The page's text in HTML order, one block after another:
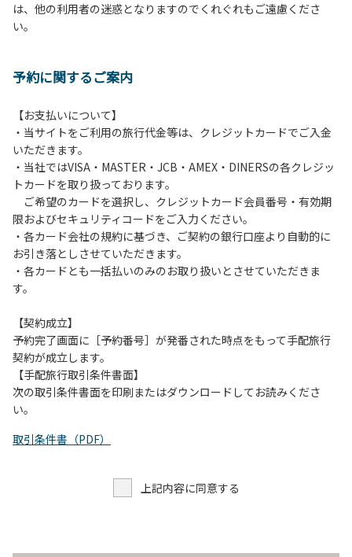
午後5時まで）です。チェックインの手続きを行っていない
方や使用人数が増えた場合は、必ず手続きを行ってくださ
ら午前10時までの間にゴミステーションに出してください。
は、お持ち帰りをお願いします。
【禁止事項】
カラオケ、発電機、地面での直火による焚き火、キャンプフ
ァイヤー、打ち上げ式花火、テントサウナの設置
【注意事項】
当キャンプ場のそばを流れる歴舟川は、上流で雨が降ると短
時間で増水し、川原で遊んでいると大変危険な状態になりや
すく、過去にも増水により人が流される事故が数件起きてい
（１）川原にテントやタープを張らない。
（２）雨が降ったときは川原で遊ばない。
（３）カムイコタン公園キャンプ場で雨が降らなくても、上
流で雨が降り急に増水することがあるので、水の濁りに注意
し、濁り始めたときには直ちに川原での遊びを中止する。
（４）キャンプ場の管理者や地元住民から川についての注意
は、他の利用者の迷惑となりますのでくれぐれもご遠慮くださ
い。
予約に関するご案内
【お支払いについて】
・当サイトをご利用の旅行代金等は、クレジットカードでご入金
いただきます。
・当社ではVISA・MASTER・JCB・AMEX・DINERSの各クレジッ
トカードを取り扱っております。
ご希望のカードを選択し、クレジットカード会員番号・有効期
限およびセキュリティコードをご入力ください。
・各カード会社の規約に基づき、ご契約の銀行口座より自動的に
お引き落としさせていただきます。
・各カードとも一括払いのみのお取り扱いとさせていただきま
す。
【契約成立】
予約完了画面に［予約番号］が発番された時点をもって手配旅行
契約が成立します。
【手配旅行取引条件書面】
次の取引条件書面を印刷またはダウンロードしてお読みくださ
い。
取引条件書（PDF）
上記内容に同意する